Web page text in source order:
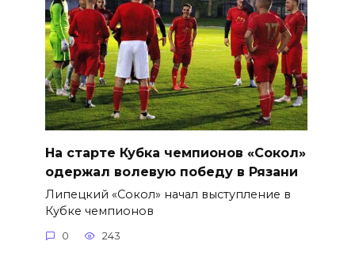
На старте Кубка чемпионов «Сокол»
одержал волевую победу в Рязани
Липецкий «Сокол» начал выступление в
Кубке чемпионов
0 243